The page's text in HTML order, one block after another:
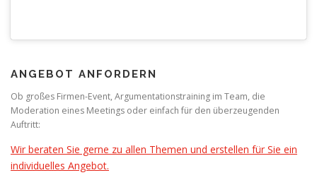
ANGEBOT ANFORDERN
Ob großes Firmen-Event, Argumentationstraining im Team, die
Moderation eines Meetings oder einfach für den überzeugenden
Auftritt:
Wir beraten Sie gerne zu allen Themen und erstellen für Sie ein
individuelles Angebot.